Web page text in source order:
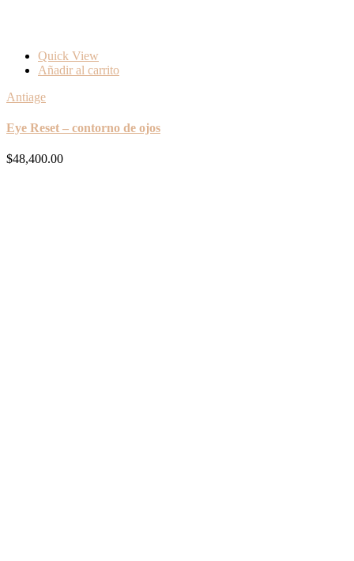
Quick View
Añadir al carrito
Antiage
Eye Reset – contorno de ojos
$48,400.00